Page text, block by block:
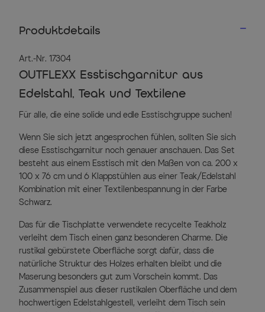
Produktdetails
Art.-Nr. 17304
OUTFLEXX Esstischgarnitur aus
Edelstahl, Teak und Textilene
Für alle, die eine solide und edle Esstischgruppe suchen!
Wenn Sie sich jetzt angesprochen fühlen, sollten Sie sich
diese Esstischgarnitur noch genauer anschauen. Das Set
besteht aus einem Esstisch mit den Maßen von ca. 200 x
100 x 76 cm und 6 Klappstühlen aus einer Teak/Edelstahl
Kombination mit einer Textilenbespannung in der Farbe
Schwarz.
Das für die Tischplatte verwendete recycelte Teakholz
verleiht dem Tisch einen ganz besonderen Charme. Die
rustikal gebürstete Oberfläche sorgt dafür, dass die
natürliche Struktur des Holzes erhalten bleibt und die
Maserung besonders gut zum Vorschein kommt. Das
Zusammenspiel aus dieser rustikalen Oberfläche und dem
hochwertigen Edelstahlgestell, verleiht dem Tisch sein